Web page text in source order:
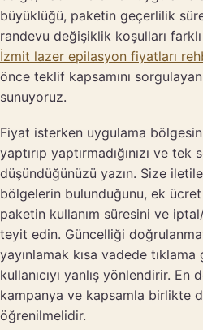
büyüklüğü, paketin geçerlilik
randevu değişiklik koşulları
İzmit lazer epilasyon fiyatları
önce teklif kapsamını
sunuyoruz.
Fiyat isterken uygulama
yaptırıp yaptırmadığınızı ve tek
düşündüğünüzü yazın. Size
bölgelerin bulunduğunu, ek
paketin kullanım süresini ve
teyit edin. Güncelliği
yayınlamak kısa vadede
kullanıcıyı yanlış yönlendirir.
kampanya ve kapsamla birlikte
öğrenilmelidir.